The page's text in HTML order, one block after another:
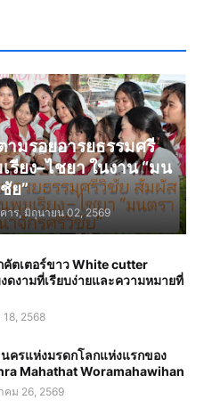
มรอยอารยธรรมศรี
ยง–ไชยา ในงาน “มน
ย”
าร, มิถุนายน 02, 2569
คัตเตอร์ขาว White cutter
ดงามที่เรียบง่ายและความหมายที่
18, 2568
ครแห่งมรดกโลกแห่งแรกของ
Mahathat Woramahawihan
คม 26, 2569